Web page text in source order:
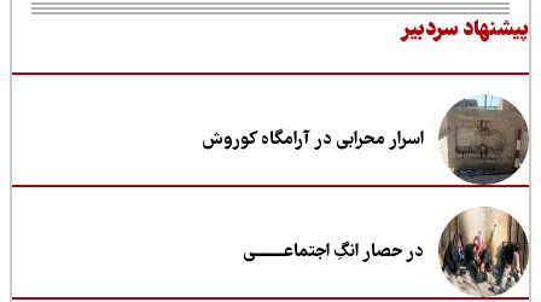
سردبیر
اسرار محرابی در آرامگاه کوروش
در حصار انگِ اجتماعــــــــی